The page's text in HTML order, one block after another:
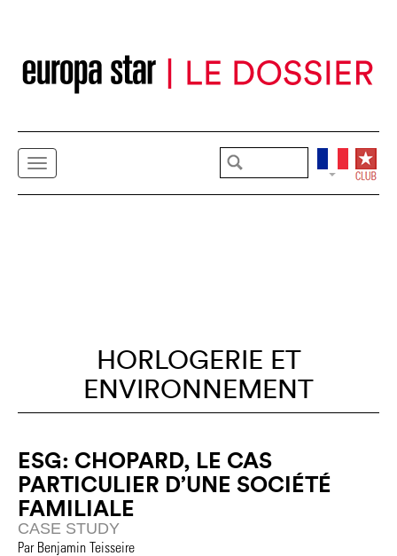
HORLOGERIE ET
ENVIRONNEMENT
ESG: CHOPARD, LE CAS
PARTICULIER D’UNE SOCIÉTÉ
FAMILIALE
CASE STUDY
Par Benjamin Teisseire